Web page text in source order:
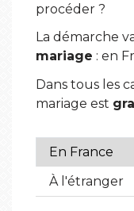
procéder ?
La démarche
mariage : en
Dans tous les
mariage est
En France
À l'étranger